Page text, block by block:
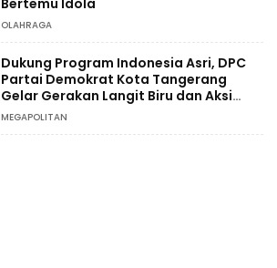
OLAHRAGA
Dukung Program Indonesia Asri, DPC
Partai Demokrat Kota Tangerang
Gelar Gerakan Langit Biru dan Aksi
Tanam Pohon
MEGAPOLITAN